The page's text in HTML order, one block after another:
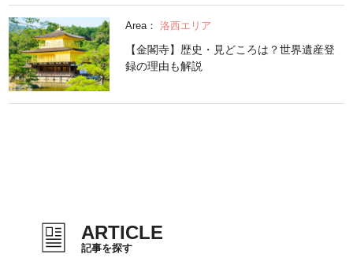
Area： 洛西エリア
【金閣寺】歴史・見どころは？世界遺産登
録の理由も解説
ARTICLE
記事を探す